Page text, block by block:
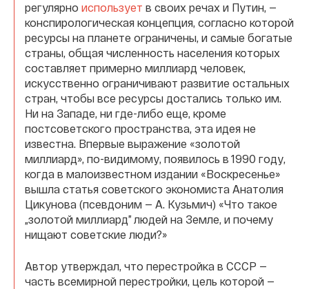
регулярно использует в своих речах и Путин, —
конспирологическая концепция, согласно которой
ресурсы на планете ограничены, и самые богатые
страны, общая численность населения которых
составляет примерно миллиард человек,
искусственно ограничивают развитие остальных
стран, чтобы все ресурсы достались только им.
Ни на Западе, ни где-либо еще, кроме
постсоветского пространства, эта идея не
известна. Впервые выражение «золотой
миллиард», по-видимому, появилось в 1990 году,
когда в малоизвестном издании «Воскресенье»
вышла статья советского экономиста Анатолия
Цикунова (псевдоним — А. Кузьмич) «Что такое
„золотой миллиард” людей на Земле, и почему
нищают советские люди?»
Автор утверждал, что перестройка в СССР —
часть всемирной перестройки, цель которой —